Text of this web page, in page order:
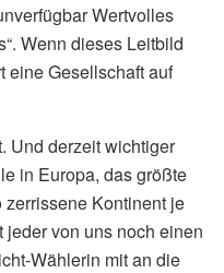
Wertvolles
Wenn dieses Leitbild
eine Gesellschaft auf
Und derzeit wichtiger
in Europa, das größte
zerrissene Kontinent je
jeder von uns noch einen
Wählerin mit an die